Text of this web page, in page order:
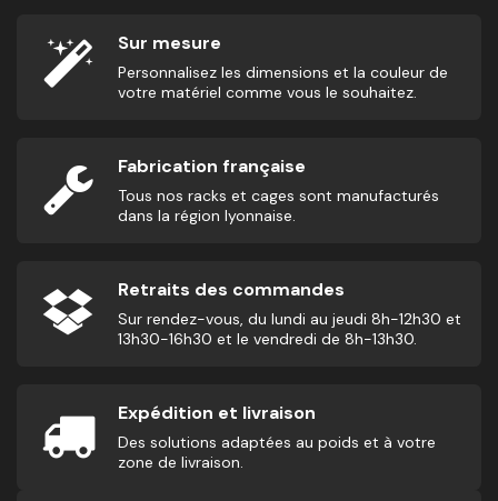
Sur mesure
Personnalisez les dimensions et la couleur de
votre matériel comme vous le souhaitez.
Fabrication française
Tous nos racks et cages sont manufacturés
dans la région lyonnaise.
Retraits des commandes
Sur rendez-vous, du lundi au jeudi 8h-12h30 et
13h30-16h30 et le vendredi de 8h-13h30.
Expédition et livraison
Des solutions adaptées au poids et à votre
zone de livraison.